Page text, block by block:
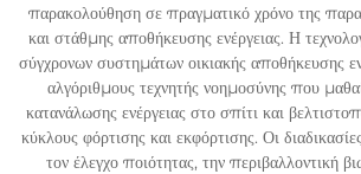
παρακολούθηση σε πραγματικό χρόνο της
και στάθμης αποθήκευσης ενέργειας. Η
σύγχρονων συστημάτων οικιακής αποθήκευσης
αλγόριθμους τεχνητής νοημοσύνης που
κατανάλωσης ενέργειας στο σπίτι και
κύκλους φόρτισης και εκφόρτισης. Οι
τον έλεγχο ποιότητας, την περιβαλλοντική